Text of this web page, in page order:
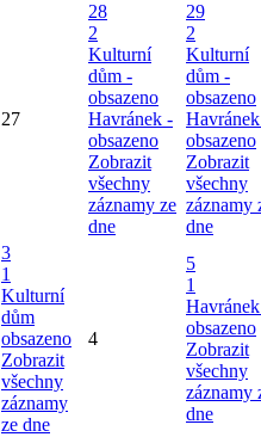
27
28
2
Kulturní
dům -
obsazeno
Havránek -
obsazeno
Zobrazit
všechny
záznamy ze
dne
29
2
Kulturní
dům -
obsazeno
obsazeno
Zobrazit
všechny
záznamy
dne
3
1
Kulturní
dům
obsazeno
Zobrazit
všechny
záznamy
ze dne
4
5
1
obsazeno
Zobrazit
všechny
záznamy
dne